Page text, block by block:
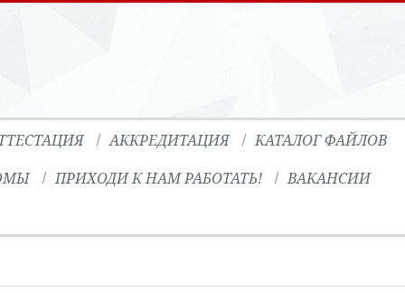
АККРЕДИТАЦИЯ
КАТАЛОГ ФАЙЛОВ
ПРИХОДИ К НАМ РАБОТАТЬ! ВАКАНСИИ